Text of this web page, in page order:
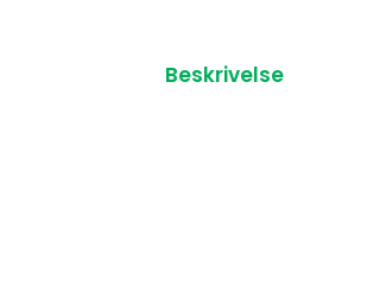
Beskrivelse